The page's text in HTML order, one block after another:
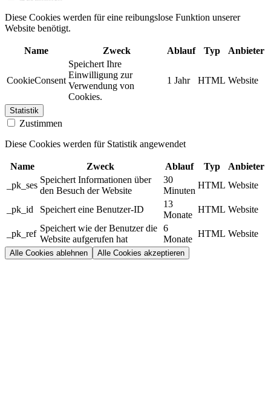
Diese Cookies werden für eine reibungslose Funktion unserer
Website benötigt.
Name Zweck Ablauf Typ Anbieter
CookieConsent
Speichert Ihre
Einwilligung zur
Verwendung von
Cookies.
1 Jahr HTML Website
Statistik
Zustimmen
Diese Cookies werden für Statistik angewendet
Name Zweck Ablauf Typ
Anbieter
_pk_ses
Speichert Informationen über
den Besuch der Website
30
Minuten
HTML Website
_pk_id Speichert eine Benutzer-ID
13
Monate
HTML Website
_pk_ref
Speichert wie der Benutzer die
Website aufgerufen hat
6
Monate
HTML Website
Alle Cookies ablehnen Alle Cookies akzeptieren